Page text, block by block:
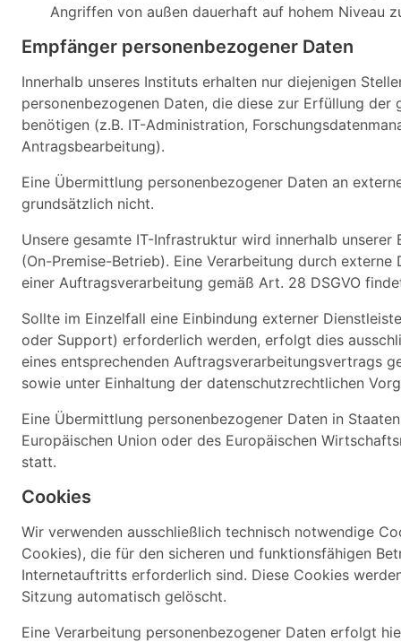
Angriffen von außen dauerhaft auf hohem Niveau
Empfänger personenbezogener Daten
Innerhalb unseres Instituts erhalten nur diejenigen
personenbezogenen Daten, die diese zur Erfüllung der
benötigen (z.B. IT-Administration,
Antragsbearbeitung).
Eine Übermittlung personenbezogener Daten an
grundsätzlich nicht.
Unsere gesamte IT-Infrastruktur wird innerhalb unserer
(On-Premise-Betrieb). Eine Verarbeitung durch externe
einer Auftragsverarbeitung gemäß Art. 28 DSGVO
Sollte im Einzelfall eine Einbindung externer
oder Support) erforderlich werden, erfolgt dies
eines entsprechenden Auftragsverarbeitungsvertrags
sowie unter Einhaltung der datenschutzrechtlichen
Eine Übermittlung personenbezogener Daten in
Europäischen Union oder des Europäischen
statt.
Cookies
Wir verwenden ausschließlich technisch notwendige
Cookies), die für den sicheren und funktionsfähigen
Internetauftritts erforderlich sind. Diese Cookies
Sitzung automatisch gelöscht.
Eine Verarbeitung personenbezogener Daten erfolgt